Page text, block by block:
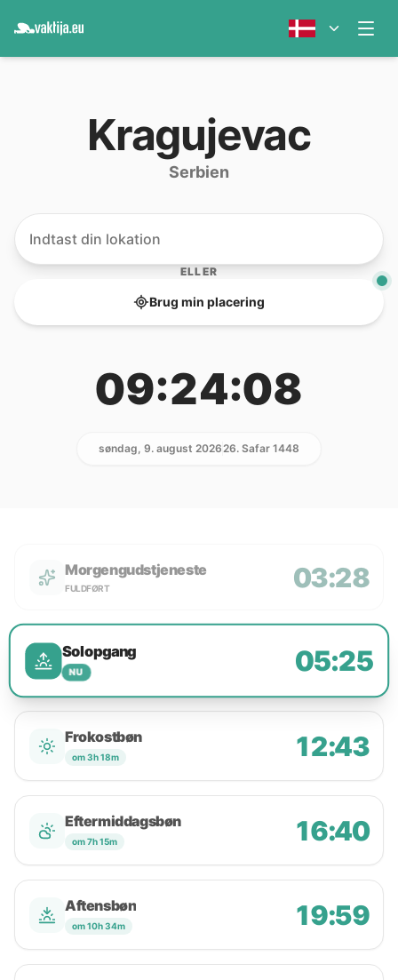
Kragujevac
Serbien
ELLER
Brug min placering
09:24:08
søndag, 9. august 202626. Safar 1448
Morgengudstjeneste
FULDFØRT 03:28
Solopgang
NU 05:25
Frokostbøn
om 3h 18m 12:43
Eftermiddagsbøn
om 7h 15m 16:40
Aftensbøn
om 10h 34m 19:59